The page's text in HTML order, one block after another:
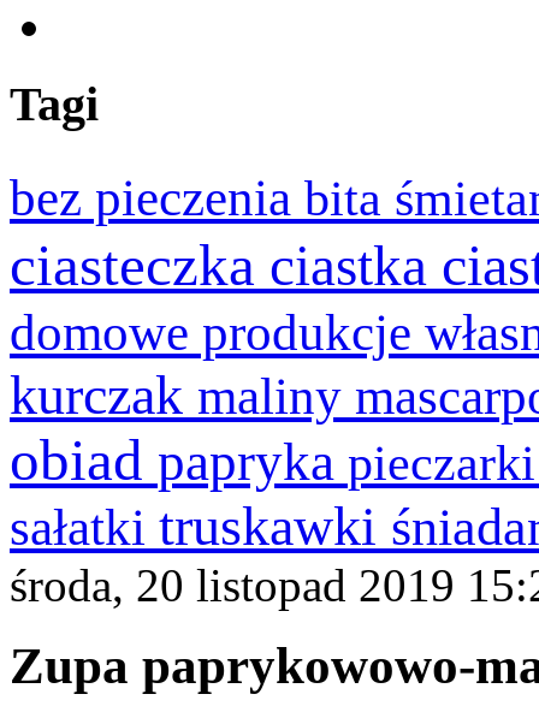
Tagi
bez pieczenia bita
ciasteczka ciastka
domowe produkcje
kurczak maliny
obiad papryka
sałatki truskawki
środa, 20 listopad 2019
Zupa paprykowowo-